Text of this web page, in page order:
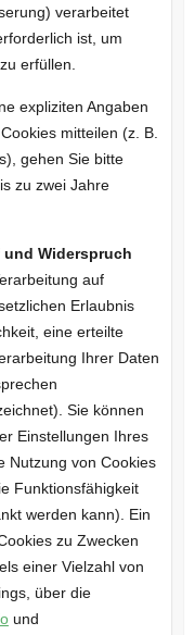
verarbeitet
ist, um
erfüllen.
expliziten Angaben
mitteilen (z. B.
gehen Sie bitte
zu zwei Jahre
und Widerspruch
auf
Erlaubnis
eine erteilte
Ihrer Daten
Sie können
Einstellungen Ihres
Nutzung von Cookies
Funktionsfähigkeit
werden kann). Ein
zu Zwecken
einer Vielzahl von
über die
und